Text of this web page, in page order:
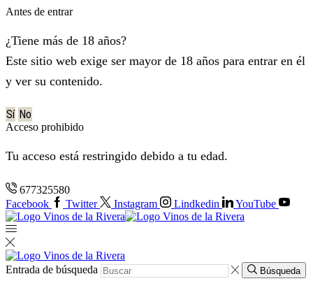
Antes de entrar
¿Tiene más de 18 años?
Este sitio web exige ser mayor de 18 años para entrar en él
y ver su contenido.
Sí No
Acceso prohibido
Tu acceso está restringido debido a tu edad.
677325580
Facebook
Twitter Instagram Lindkedin YouTube
Entrada de búsqueda Búsqueda